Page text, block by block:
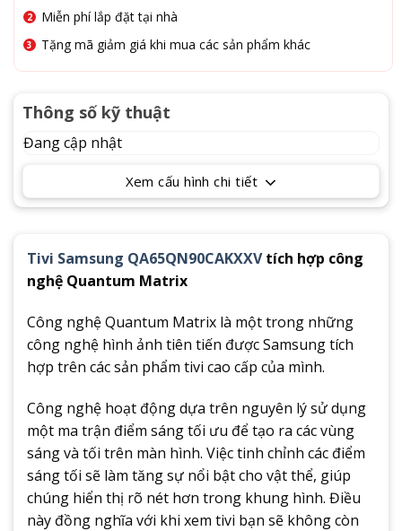
Miễn phí lắp đặt tại nhà
Tặng mã giảm giá khi mua các sản phẩm khác
Tivi Samsung QA65QN90CAKXXVtích hợp công
nghệ Quantum Matrix
Công nghệ Quantum Matrix là một trong những
công nghệ hình ảnh tiên tiến được Samsung tích
hợp trên các sản phẩm tivi cao cấp của mình.
Công nghệ hoạt động dựa trên nguyên lý sử dụng
một ma trận điểm sáng tối ưu để tạo ra các vùng
sáng và tối trên màn hình. Việc tinh chỉnh các điểm
sáng tối sẽ làm tăng sự nổi bật cho vật thể, giúp
chúng hiển thị rõ nét hơn trong khung hình. Điều
này đồng nghĩa với khi xem tivi bạn sẽ không còn
Thông số kỹ thuật
Đang cập nhật
Xem cấu hình chi tiết